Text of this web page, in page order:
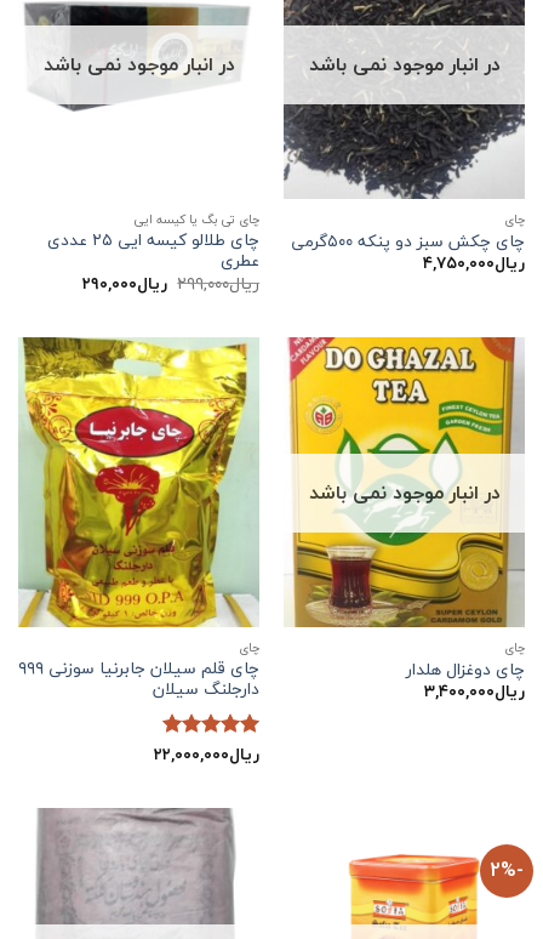
در انبار موجود نمی باشد
چاي
چای چکش سبز دو پنکه ۵۰۰گرمی
ریال۴,۷۵۰,۰۰۰
در انبار موجود نمی باشد
چای تی بگ یا کیسه ایی
چای طلالو کیسه ایی ۲۵ عددی
عطری
ریال۲۹۹,۰۰۰ قیمت
اصلی:
ریال۲۹۰,۰۰۰قیمت
فعلی:
در انبار موجود نمی باشد
چاي
چای دوغزال هلدار
ریال۳,۴۰۰,۰۰۰
چاي
چای قلم سیلان جابرنیا سوزنی ۹۹۹
دارجلنگ سیلان
نمره5 از
ریال۲۲,۰۰۰,۰۰۰
-2%